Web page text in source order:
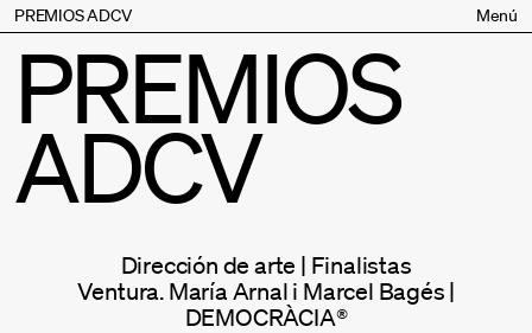
PREMIOS ADCV
Bases
Jurado
Inscripción
Palmarés
Premios especiales
Supporters
Contacto
Menú
PREMIOS
ADCV
Dirección de arte | Finalistas
Ventura. María Arnal i Marcel Bagés |
DEMOCRÀCIA®